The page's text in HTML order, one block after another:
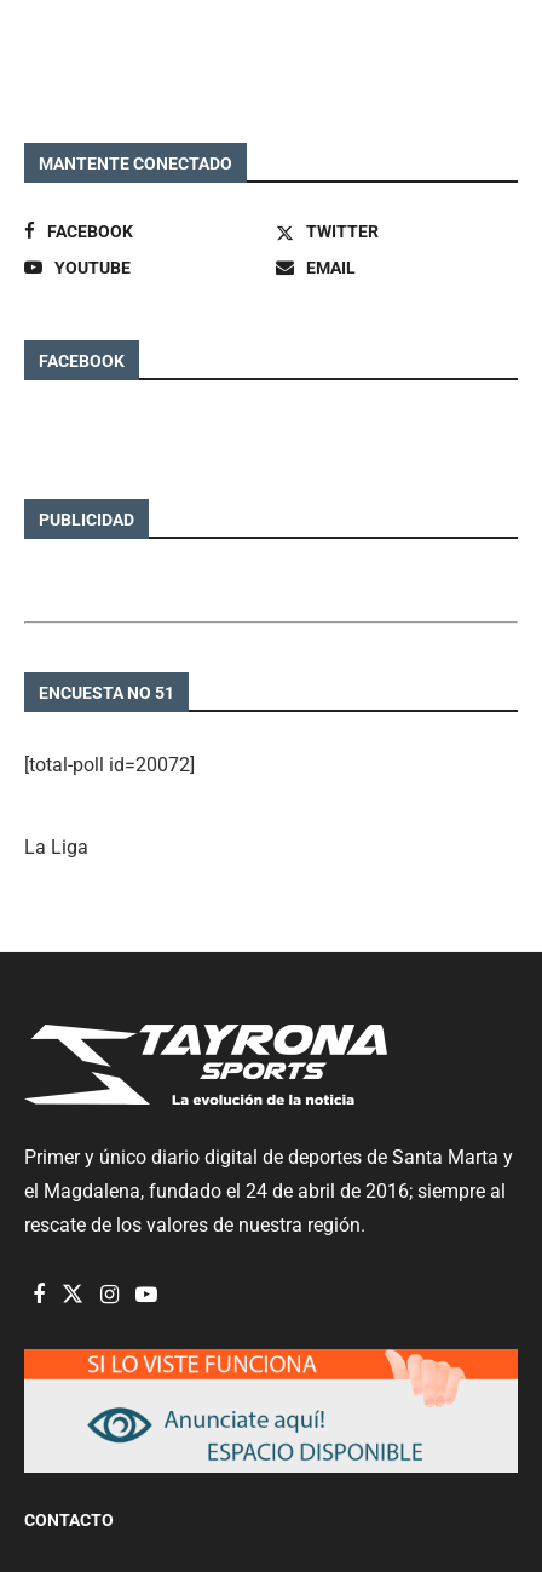
MANTENTE CONECTADO
FACEBOOK
TWITTER
YOUTUBE
EMAIL
FACEBOOK
PUBLICIDAD
ENCUESTA NO 51
[total-poll id=20072]
La Liga
Primer y único diario digital de deportes de Santa Marta y
el Magdalena, fundado el 24 de abril de 2016; siempre al
rescate de los valores de nuestra región.
CONTACTO